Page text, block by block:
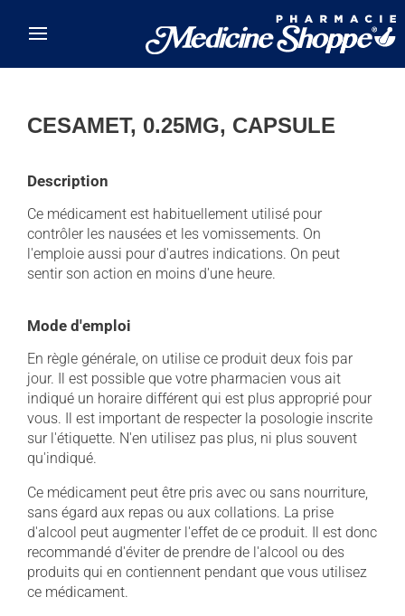
CESAMET, 0.25MG, CAPSULE
Description
Ce médicament est habituellement utilisé pour
contrôler les nausées et les vomissements. On
l'emploie aussi pour d'autres indications. On peut
sentir son action en moins d'une heure.
Mode d'emploi
En règle générale, on utilise ce produit deux fois par
jour. Il est possible que votre pharmacien vous ait
indiqué un horaire différent qui est plus approprié pour
vous. Il est important de respecter la posologie inscrite
sur l'étiquette. N'en utilisez pas plus, ni plus souvent
qu'indiqué.
Ce médicament peut être pris avec ou sans nourriture,
sans égard aux repas ou aux collations. La prise
d'alcool peut augmenter l'effet de ce produit. Il est donc
recommandé d'éviter de prendre de l'alcool ou des
produits qui en contiennent pendant que vous utilisez
ce médicament.